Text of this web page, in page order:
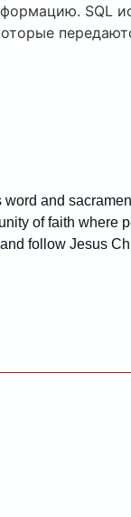
SQL
word and
of faith where
follow Jesus